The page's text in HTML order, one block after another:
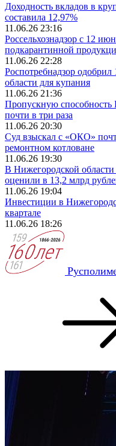
Доходность вкладов в
составила 12,97%
11.06.26 23:16
Россельхознадзор с 12
подкарантинной
11.06.26 22:28
Роспотребнадзор
области для купания
11.06.26 21:36
Пропускную способность
почти в три раза
11.06.26 20:30
Суд взыскал с «ОКО»
ремонтном котловане
11.06.26 19:30
В Нижегородской
оценили в 13,2 млрд
11.06.26 19:04
Инвестиции в
квартале
11.06.26 18:26